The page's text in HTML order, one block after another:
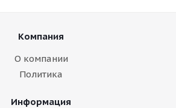
Компания
О компании
Политика
Информация